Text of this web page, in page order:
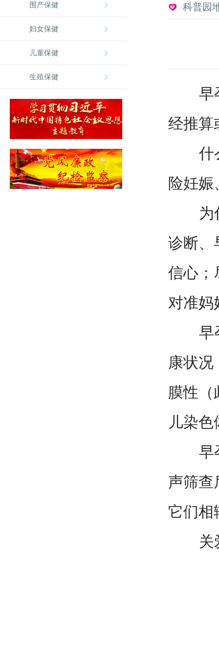
围产保健
妇女保健
儿童保健
生殖保健
科普园
早孕
经推算
什么
险妊娠
为什
诊断、
信心；
对准妈
早孕
康状况
膜性（
儿染
早孕
声筛查
它们相
关爱